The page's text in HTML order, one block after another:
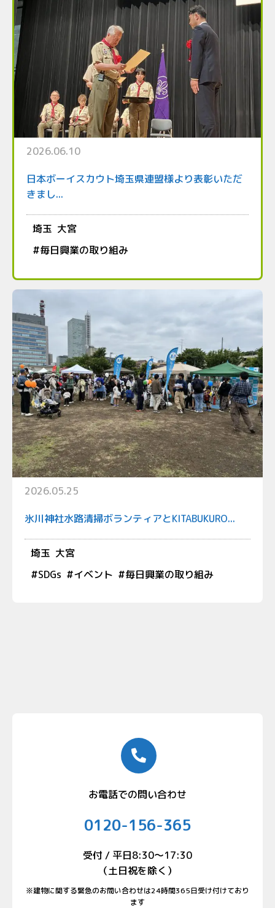
2026.06.10
日本ボーイスカウト埼玉県連盟様より表彰いただ
きまし...
埼玉 大宮
#毎日興業の取り組み
2026.05.25
氷川神社水路清掃ボランティアとKITABUKURO...
埼玉 大宮
#SDGs #イベント #毎日興業の取り組み
お電話での問い合わせ
0120-156-365
受付 / 平日8:30〜17:30
（土日祝を除く）
※建物に関する緊急のお問い合わせは24時間365日受け付けており
ます